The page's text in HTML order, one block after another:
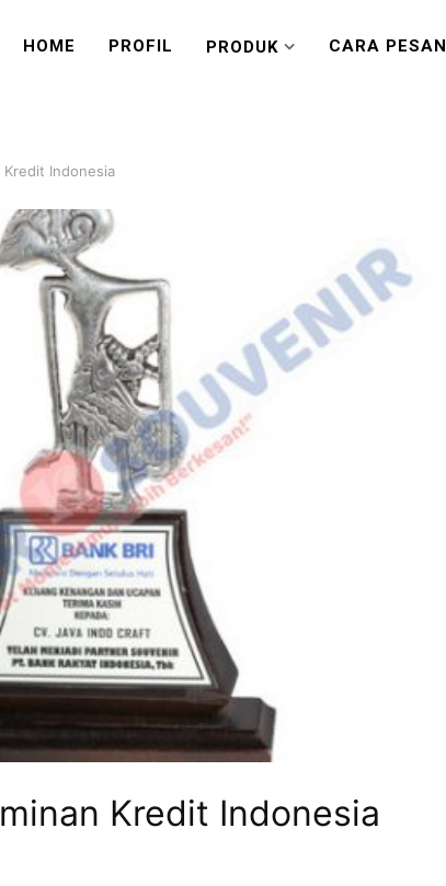
HOME PROFIL PRODUK CARA PESAN
Kredit Indonesia
Kredit Indonesia